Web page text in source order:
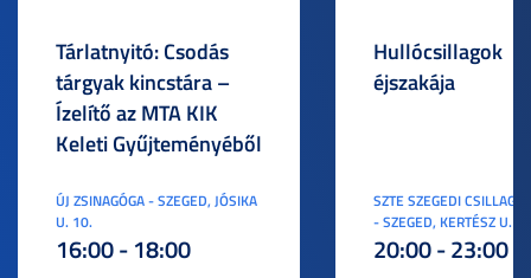
Tárlatnyitó: Csodás
tárgyak kincstára –
Ízelítő az MTA KIK
Keleti Gyűjteményéből
ÚJ ZSINAGÓGA - SZEGED, JÓSIKA
U. 10.
16:00 - 18:00
Hullócsillagok
éjszakája
SZTE SZEGEDI
- SZEGED, KERTÉSZ U. 3.
20:00 - 23:00